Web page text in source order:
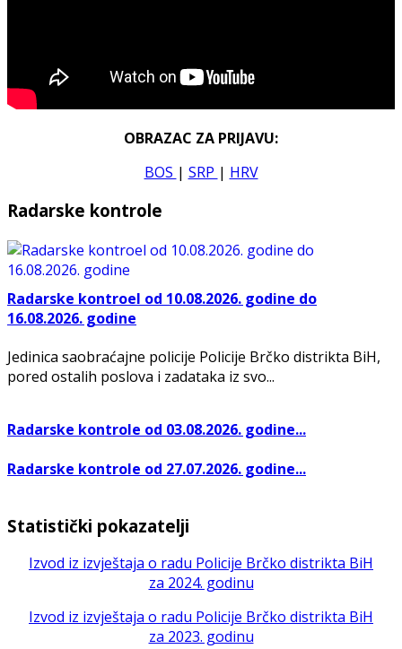
OBRAZAC ZA PRIJAVU:
BOS | SRP | HRV
Radarske kontrole
Radarske kontroel od 10.08.2026. godine do
16.08.2026. godine
Jedinica saobraćajne policije Policije Brčko distrikta BiH,
pored ostalih poslova i zadataka iz svo...
Radarske kontrole od 03.08.2026. godine...
Radarske kontrole od 27.07.2026. godine...
Statistički pokazatelji
Izvod iz izvještaja o radu Policije Brčko distrikta BiH
za 2024. godinu
Izvod iz izvještaja o radu Policije Brčko distrikta BiH
za 2023. godinu